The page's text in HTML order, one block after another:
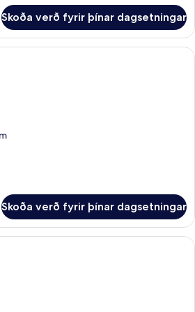
Skoða verð fyrir þínar dagsetningar
Fjölskylduherbergi | Míníbar,
Skoða verð fyrir þínar dagsetningar